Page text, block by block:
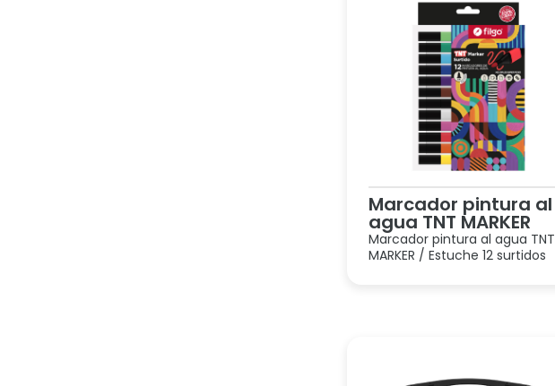
Marcador pintura al
agua TNT MARKER
Marcador pintura al agua TNT
MARKER / Estuche 12 surtidos